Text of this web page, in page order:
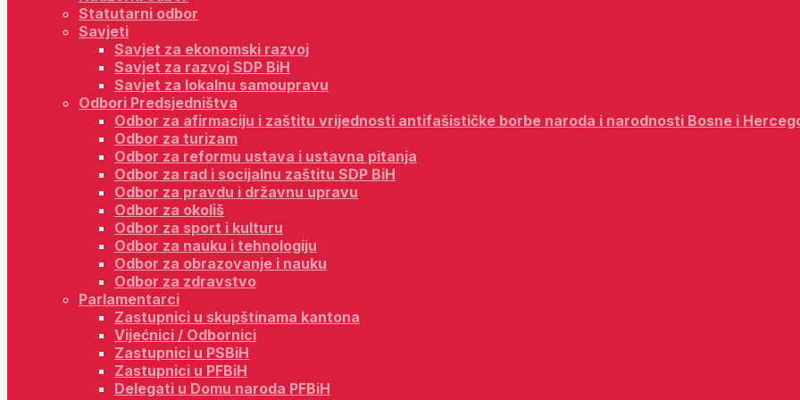
Statutarni odbor
Savjeti
Savjet za ekonomski razvoj
Savjet za razvoj SDP BiH
Savjet za lokalnu samoupravu
Odbori Predsjedništva
Odbor za afirmaciju i zaštitu vrijednosti antifašističke borbe naroda i narodnosti Bosne i
Odbor za turizam
Odbor za reformu ustava i ustavna pitanja
Odbor za rad i socijalnu zaštitu SDP BiH
Odbor za pravdu i državnu upravu
Odbor za okoliš
Odbor za sport i kulturu
Odbor za nauku i tehnologiju
Odbor za obrazovanje i nauku
Odbor za zdravstvo
Parlamentarci
Zastupnici u skupštinama kantona
Vijećnici / Odbornici
Zastupnici u PSBiH
Zastupnici u PFBiH
Delegati u Domu naroda PFBiH